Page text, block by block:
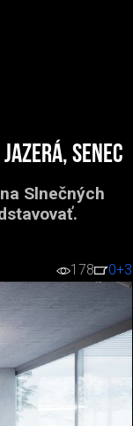
Senec
Slnečných
178 0+3